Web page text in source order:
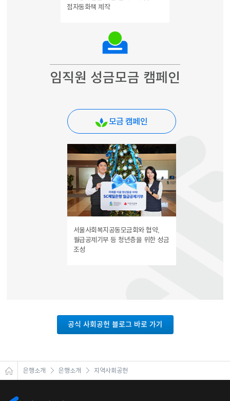
점자동화책 제작
임직원 성금모금 캠페인
모금 캠페인
서울사회복지공동모금회와 협약,
월급공제기부 등 청년층을 위한 성금
조성
공식 사회공헌 블로그 바로 가기
은행소개 은행소개 지역사회공헌